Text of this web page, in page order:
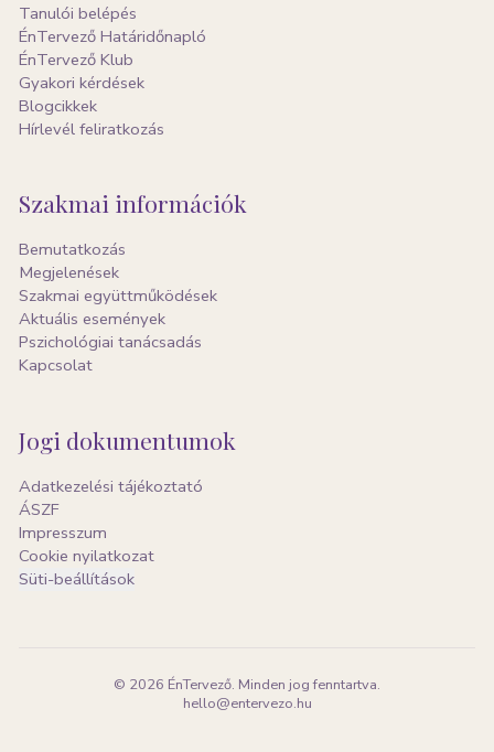
Tanulói belépés
ÉnTervező Határidőnapló
ÉnTervező Klub
Gyakori kérdések
Blogcikkek
Hírlevél feliratkozás
Szakmai információk
Bemutatkozás
Megjelenések
Szakmai együttműködések
Aktuális események
Pszichológiai tanácsadás
Kapcsolat
Jogi dokumentumok
Adatkezelési tájékoztató
ÁSZF
Impresszum
Cookie nyilatkozat
Süti-beállítások
© 2026 ÉnTervező. Minden jog fenntartva.
hello@entervezo.hu